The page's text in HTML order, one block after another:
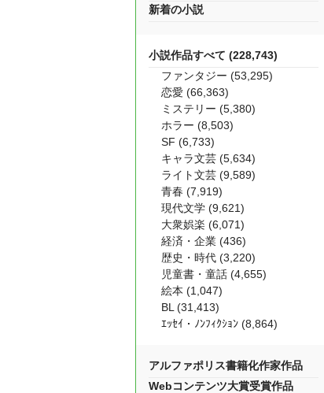
新着の小説
小説作品すべて (228,743)
ファンタジー (53,295)
恋愛 (66,363)
ミステリー (5,380)
ホラー (8,503)
SF (6,733)
キャラ文芸 (5,634)
ライト文芸 (9,589)
青春 (7,919)
現代文学 (9,621)
大衆娯楽 (6,071)
経済・企業 (436)
歴史・時代 (3,220)
児童書・童話 (4,655)
絵本 (1,047)
BL (31,413)
ｴｯｾｲ・ﾉﾝﾌｨｸｼｮﾝ (8,864)
アルファポリス書籍化作家作品
Webコンテンツ大賞受賞作品